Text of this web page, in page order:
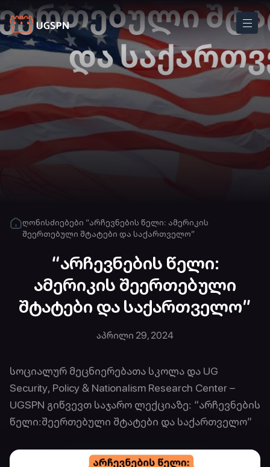
ღონისძიებები “არჩევნების წელი: ამერიკის
შეერთებული შტატები და საქართველო”
“არჩევნების წელი:
ამერიკის შეერთებული
შტატები და საქართველო”
აპრილი 29, 2024
სოციალურ მეცნიერებათა სკოლა და UG
Security, Policy & Nationalism Research Center –
UGSPN გიწვევთ საჯარო ლექციაზე: “არჩევნების
წელი:შეერთებული შტატები და საქართველო”